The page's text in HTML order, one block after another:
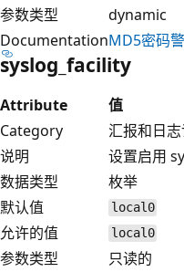
参数类型
dynamic
DocumentationMD5密码
syslog_facility
Attribute
值
Category
汇报和日
说明
设置启用
数据类型
枚举
默认值
local0
允许的值 local0
参数类型
只读的